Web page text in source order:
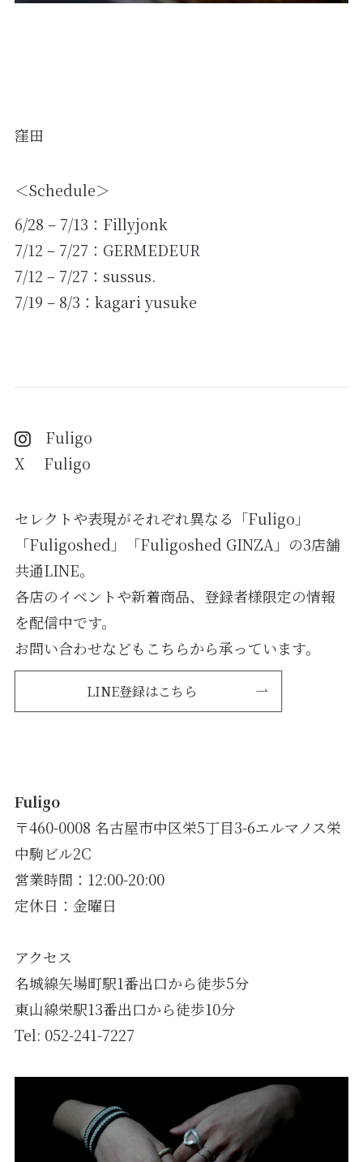
窪田
＜Schedule＞
6/28 – 7/13：Fillyjonk
7/12 – 7/27：GERMEDEUR
7/12 – 7/27：sussus.
7/19 – 8/3：kagari yusuke
Fuligo
X Fuligo
セレクトや表現がそれぞれ異なる「Fuligo」
「Fuligoshed」「Fuligoshed GINZA」の3店舗
共通LINE。
各店のイベントや新着商品、登録者様限定の情報
を配信中です。
お問い合わせなどもこちらから承っています。
LINE登録はこちら
Fuligo
〒460-0008 名古屋市中区栄5丁目3-6エルマノス栄
中駒ビル2C
営業時間：12:00-20:00
定休日：金曜日
アクセス
名城線矢場町駅1番出口から徒歩5分
東山線栄駅13番出口から徒歩10分
Tel: 052-241-7227